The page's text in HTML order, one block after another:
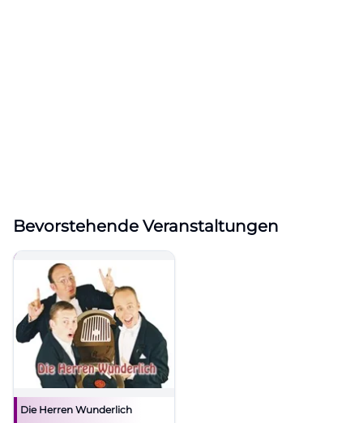
Bevorstehende Veranstaltungen
Die Herren Wunderlich